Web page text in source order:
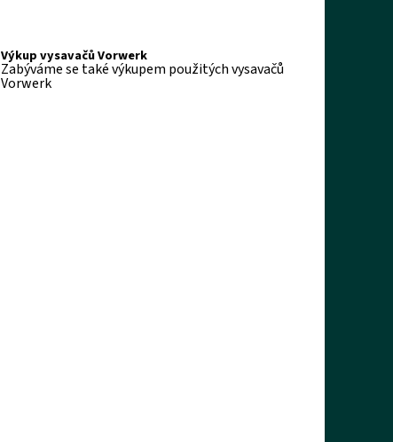
Výkup vysavačů Vorwerk
Zabýváme se také výkupem použitých vysavačů
Vorwerk